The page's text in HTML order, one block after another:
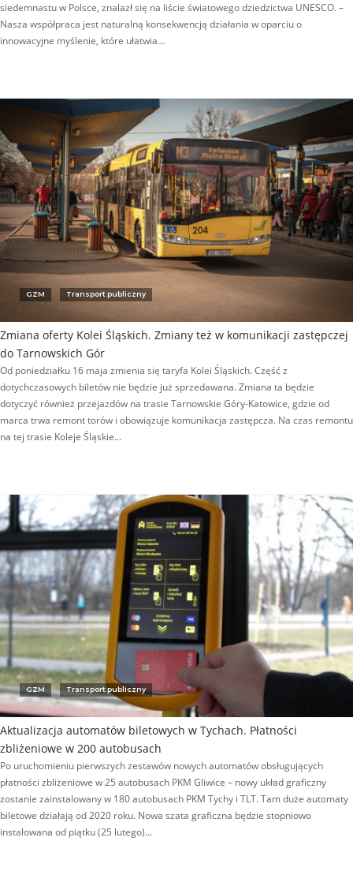
siedemnastu w Polsce, znalazł się na liście światowego dziedzictwa UNESCO. –
Nasza współpraca jest naturalną konsekwencją działania w oparciu o
innowacyjne myślenie, które ułatwia…
GZM Transport publiczny
Zmiana oferty Kolei Śląskich. Zmiany też w komunikacji zastępczej
do Tarnowskich Gór
Od poniedziałku 16 maja zmienia się taryfa Kolei Śląskich. Część z
dotychczasowych biletów nie będzie już sprzedawana. Zmiana ta będzie
dotyczyć również przejazdów na trasie Tarnowskie Góry-Katowice, gdzie od
marca trwa remont torów i obowiązuje komunikacja zastępcza. Na czas remontu
na tej trasie Koleje Śląskie…
GZM Transport publiczny
Aktualizacja automatów biletowych w Tychach. Płatności
zbliżeniowe w 200 autobusach
Po uruchomieniu pierwszych zestawów nowych automatów obsługujących
płatności zbliżeniowe w 25 autobusach PKM Gliwice – nowy układ graficzny
zostanie zainstalowany w 180 autobusach PKM Tychy i TLT. Tam duże automaty
biletowe działają od 2020 roku. Nowa szata graficzna będzie stopniowo
instalowana od piątku (25 lutego)…